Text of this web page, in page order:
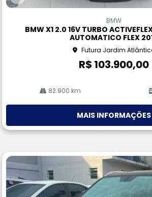
Co
BMW
BMW X1 2.0 16V TURBO
AUTOMATICO FLEX
Futura Jardim
R$ 103.900,00
82.900 km
MAIS INFORMAÇÕES